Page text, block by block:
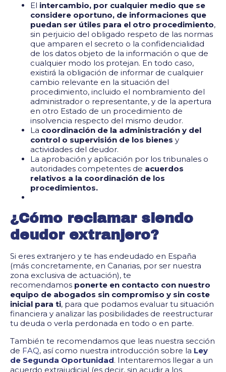
El intercambio, por cualquier medio que se
considere oportuno, de informaciones que
puedan ser útiles para el otro procedimiento,
sin perjuicio del obligado respeto de las normas
que amparen el secreto o la confidencialidad
de los datos objeto de la información o que de
cualquier modo los protejan. En todo caso,
existirá la obligación de informar de cualquier
cambio relevante en la situación del
procedimiento, incluido el nombramiento del
administrador o representante, y de la apertura
en otro Estado de un procedimiento de
insolvencia respecto del mismo deudor.
La coordinación de la administración y del
control o supervisión de los bienes y
actividades del deudor.
La aprobación y aplicación por los tribunales o
autoridades competentes de acuerdos
relativos a la coordinación de los
procedimientos.
¿Cómo reclamar siendo
deudor extranjero?
Si eres extranjero y te has endeudado en España
(más concretamente, en Canarias, por ser nuestra
zona exclusiva de actuación), te
recomendamos ponerte en contacto con nuestro
equipo de abogados sin compromiso y sin coste
inicial para ti, para que podamos evaluar tu situación
financiera y analizar las posibilidades de reestructurar
tu deuda o verla perdonada en todo o en parte.
También te recomendamos que leas nuestra sección
de FAQ, así como nuestra introducción sobre la Ley
de Segunda Oportunidad. Intentaremos llegar a un
acuerdo extrajudicial (es decir, sin acudir a los